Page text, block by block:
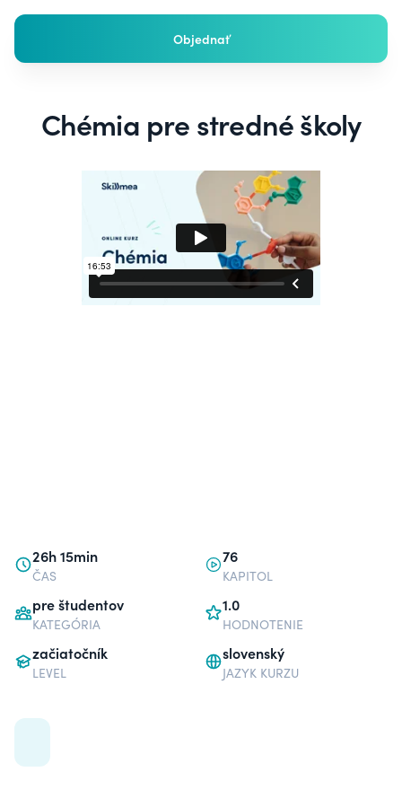
Objednať
Chémia pre stredné školy
26h 15min
ČAS
76
KAPITOL
pre študentov
KATEGÓRIA
1.0
HODNOTENIE
začiatočník
LEVEL
slovenský
JAZYK KURZU